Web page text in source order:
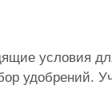
условия
удобрений.